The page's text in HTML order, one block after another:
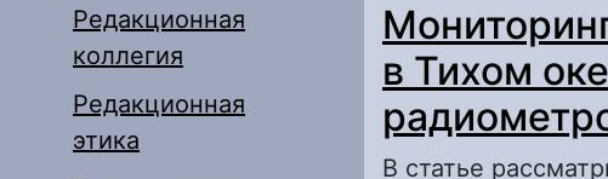
Редакционная
коллегия
Редакционная
этика
в Тихом
В статье